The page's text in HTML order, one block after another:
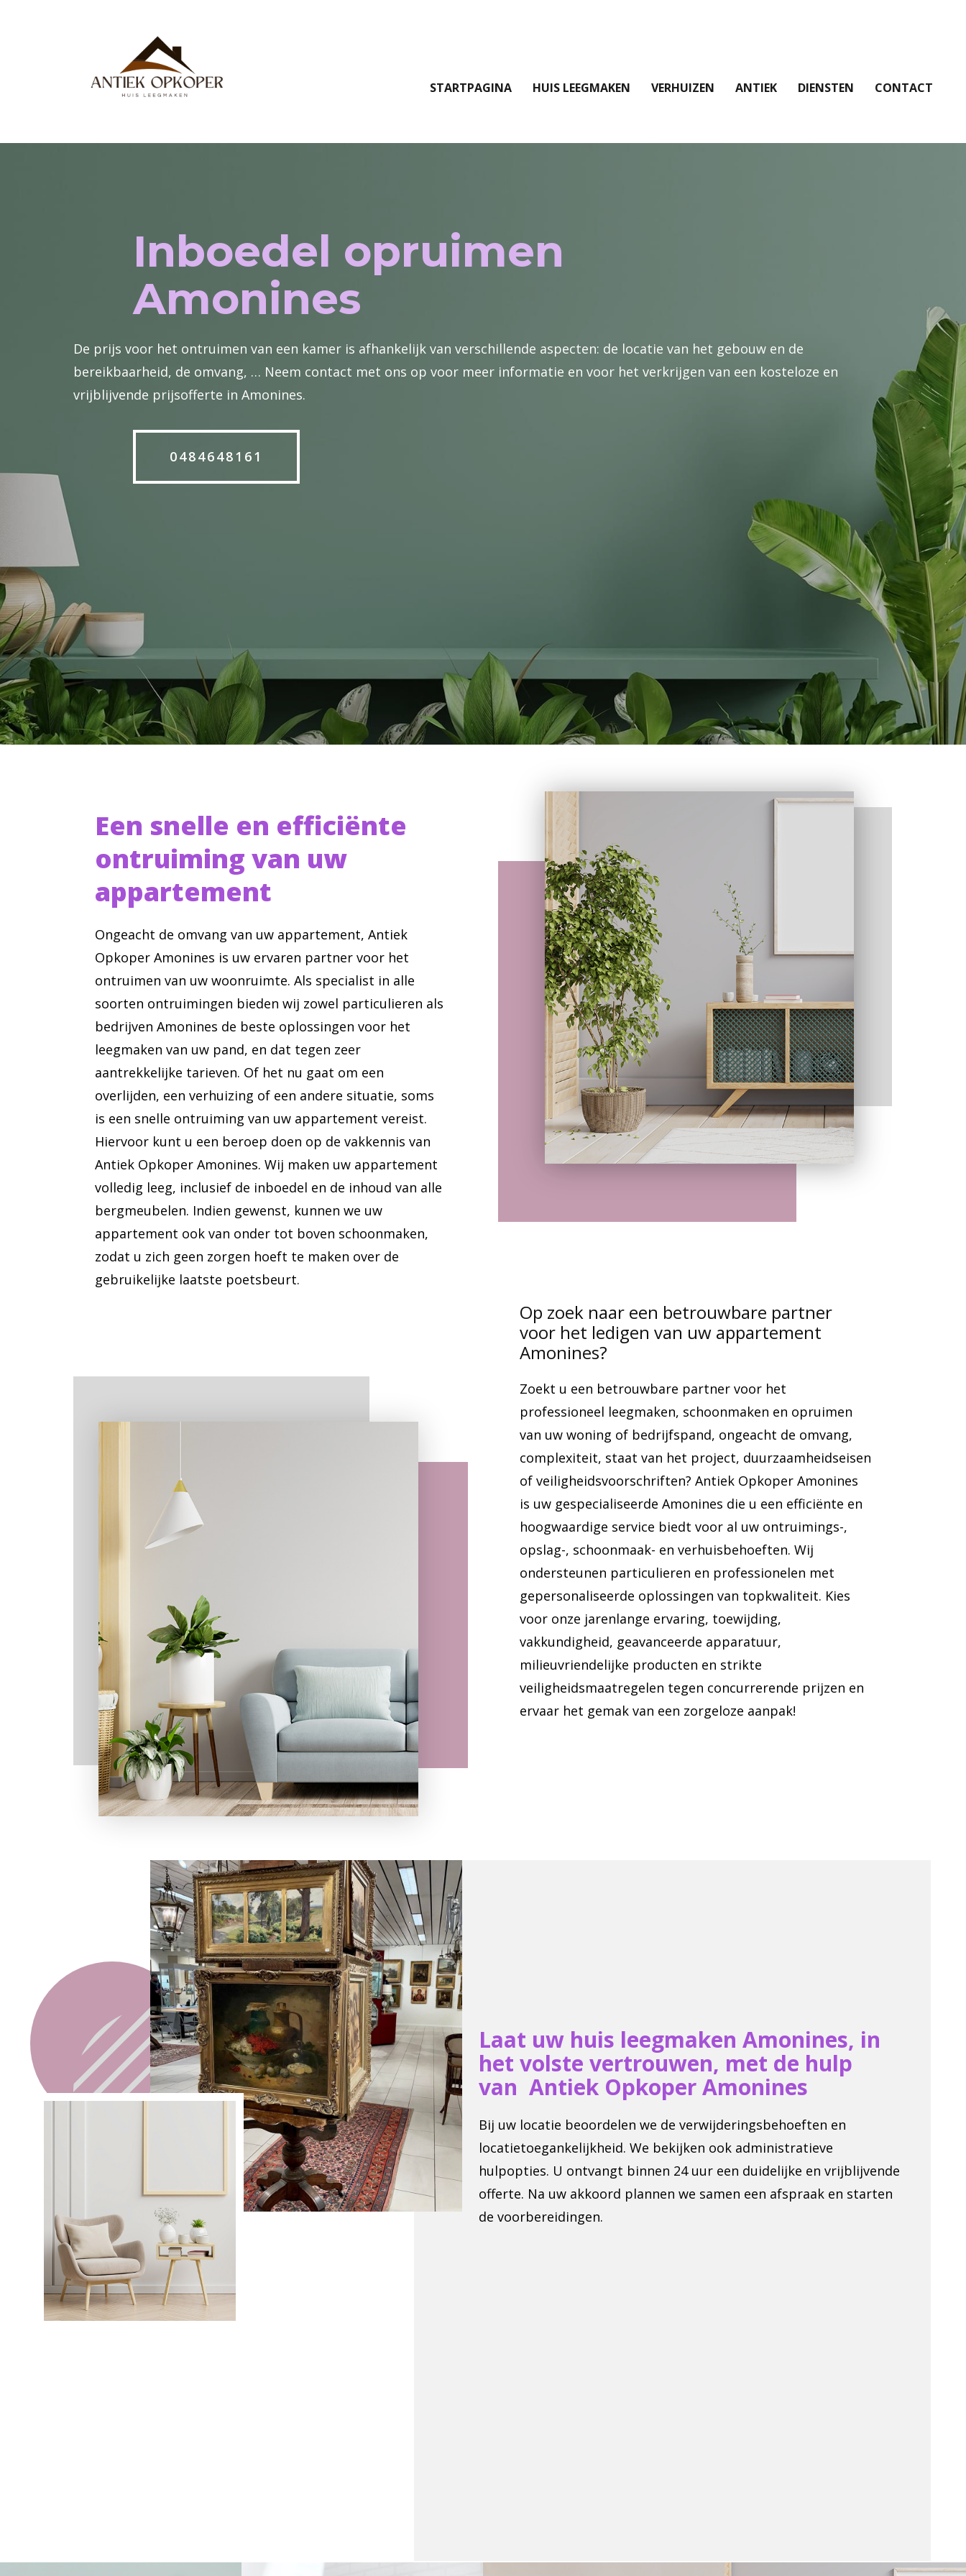
STARTPAGINA HUIS LEEGMAKEN VERHUIZEN ANTIEK DIENSTEN CONTACT
Inboedel opruimen
Amonines
De prijs voor het ontruimen van een kamer is afhankelijk van verschillende aspecten: de locatie van het gebouw en de
bereikbaarheid, de omvang, … Neem contact met ons op voor meer informatie en voor het verkrijgen van een kosteloze en
vrijblijvende prijsofferte in Amonines.
0484648161
Een snelle en efficiënte
ontruiming van uw
appartement
Ongeacht de omvang van uw appartement, Antiek
Opkoper Amonines is uw ervaren partner voor het
ontruimen van uw woonruimte. Als specialist in alle
soorten ontruimingen bieden wij zowel particulieren als
bedrijven Amonines de beste oplossingen voor het
leegmaken van uw pand, en dat tegen zeer
aantrekkelijke tarieven. Of het nu gaat om een
overlijden, een verhuizing of een andere situatie, soms
is een snelle ontruiming van uw appartement vereist.
Hiervoor kunt u een beroep doen op de vakkennis van
Antiek Opkoper Amonines. Wij maken uw appartement
volledig leeg, inclusief de inboedel en de inhoud van alle
bergmeubelen. Indien gewenst, kunnen we uw
appartement ook van onder tot boven schoonmaken,
zodat u zich geen zorgen hoeft te maken over de
gebruikelijke laatste poetsbeurt.
Op zoek naar een betrouwbare partner
voor het ledigen van uw appartement
Amonines?
Zoekt u een betrouwbare partner voor het
professioneel leegmaken, schoonmaken en opruimen
van uw woning of bedrijfspand, ongeacht de omvang,
complexiteit, staat van het project, duurzaamheidseisen
of veiligheidsvoorschriften? Antiek Opkoper Amonines
is uw gespecialiseerde Amonines die u een efficiënte en
hoogwaardige service biedt voor al uw ontruimings-,
opslag-, schoonmaak- en verhuisbehoeften. Wij
ondersteunen particulieren en professionelen met
gepersonaliseerde oplossingen van topkwaliteit. Kies
voor onze jarenlange ervaring, toewijding,
vakkundigheid, geavanceerde apparatuur,
milieuvriendelijke producten en strikte
veiligheidsmaatregelen tegen concurrerende prijzen en
ervaar het gemak van een zorgeloze aanpak!
Laat uw huis leegmaken Amonines, in
het volste vertrouwen, met de hulp
van Antiek Opkoper Amonines
Bij uw locatie beoordelen we de verwijderingsbehoeften en
locatietoegankelijkheid. We bekijken ook administratieve
hulpopties. U ontvangt binnen 24 uur een duidelijke en vrijblijvende
offerte. Na uw akkoord plannen we samen een afspraak en starten
de voorbereidingen.